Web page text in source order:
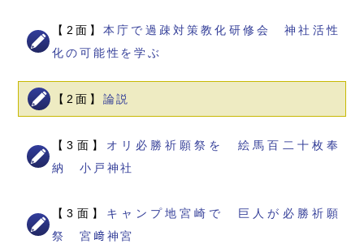
【2面】本庁で過疎対策教化研修会 神社活性
化の可能性を学ぶ
【2面】 論説
【3面】 オリ必勝祈願祭を 絵馬百二十枚奉
納 小戸神社
【3面】 キャンプ地宮崎で 巨人が必勝祈願
祭 宮﨑神宮